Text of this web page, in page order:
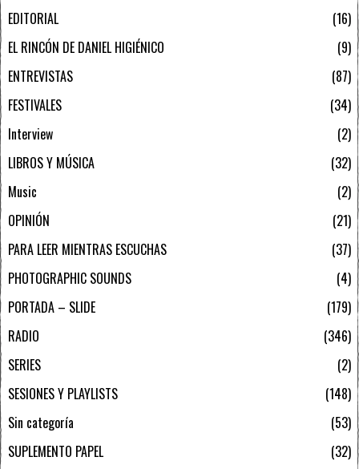
EDITORIAL
16
EL RINCÓN DE DANIEL HIGIÉNICO
9
ENTREVISTAS
87
FESTIVALES
34
Interview
2
LIBROS Y MÚSICA
32
Music
2
OPINIÓN
21
PARA LEER MIENTRAS ESCUCHAS
37
PHOTOGRAPHIC SOUNDS
4
PORTADA – SLIDE
179
RADIO
346
SERIES
2
SESIONES Y PLAYLISTS
148
Sin categoría
53
SUPLEMENTO PAPEL
32